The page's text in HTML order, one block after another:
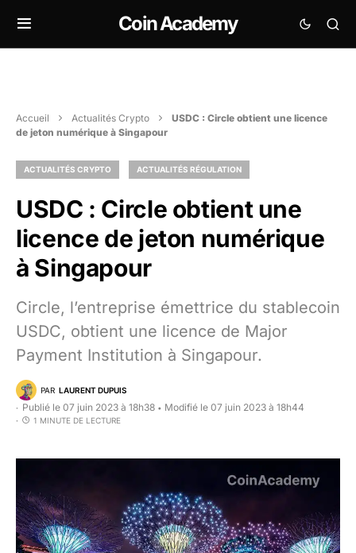
Coin Academy
Accueil Actualités Crypto
USDC : Circle obtient une licence
de jeton numérique à Singapour
ACTUALITÉS CRYPTO ACTUALITÉS RÉGULATION
USDC : Circle obtient une
licence de jeton numérique
à Singapour
Circle, l’entreprise émettrice du stablecoin
USDC, obtient une licence de Major
Payment Institution à Singapour.
PAR LAURENT DUPUIS
Publié le 07 juin 2023 à 18h38 • Modifié le 07 juin 2023 à 18h44
1 MINUTE DE LECTURE